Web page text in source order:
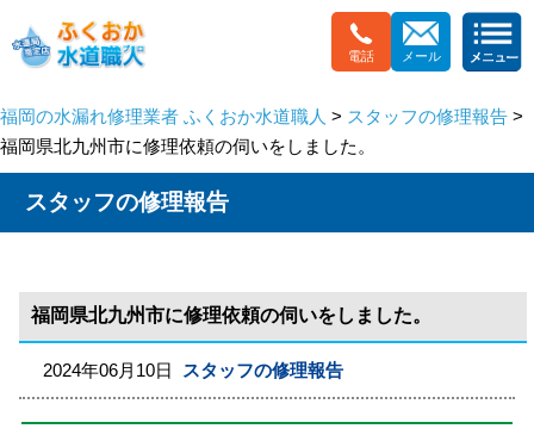
電話 メール
福岡の水漏れ修理業者 ふくおか水道職人 > スタッフの修理報告 >
福岡県北九州市に修理依頼の伺いをしました。
スタッフの修理報告
福岡県北九州市に修理依頼の伺いをしました。
2024年06月10日 スタッフの修理報告